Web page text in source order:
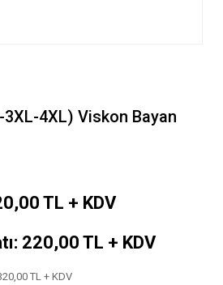
4XL) Viskon Bayan
TL + KDV
220,00 TL + KDV
TL + KDV